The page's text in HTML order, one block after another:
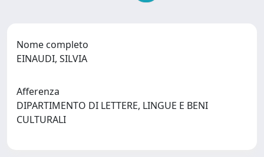
Nome completo
EINAUDI, SILVIA
Afferenza
DIPARTIMENTO DI LETTERE, LINGUE E BENI
CULTURALI